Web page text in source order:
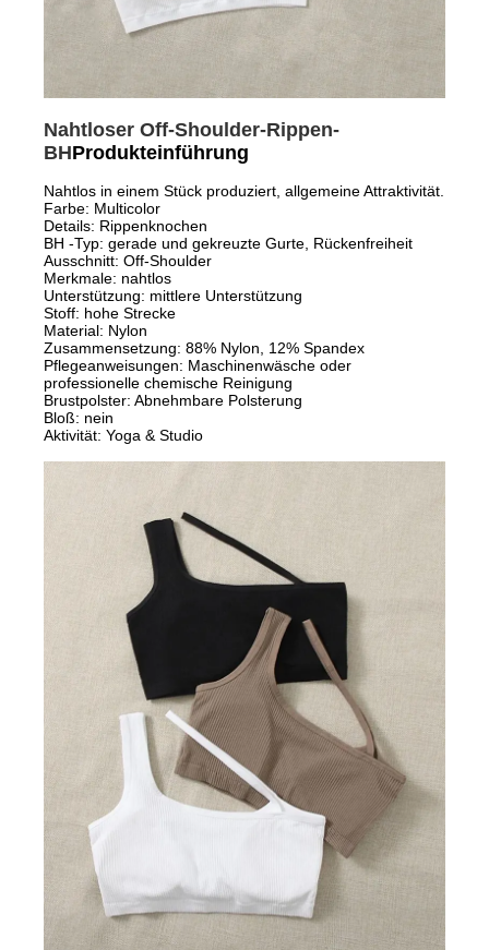
Nahtloser Off-Shoulder-Rippen-
BHProdukteinführung
Nahtlos in einem Stück produziert, allgemeine Attraktivität.
Farbe: Multicolor
Details: Rippenknochen
BH -Typ: gerade und gekreuzte Gurte, Rückenfreiheit
Ausschnitt: Off-Shoulder
Merkmale: nahtlos
Unterstützung: mittlere Unterstützung
Stoff: hohe Strecke
Material: Nylon
Zusammensetzung: 88% Nylon, 12% Spandex
Pflegeanweisungen: Maschinenwäsche oder
professionelle chemische Reinigung
Brustpolster: Abnehmbare Polsterung
Bloß: nein
Aktivität: Yoga & Studio